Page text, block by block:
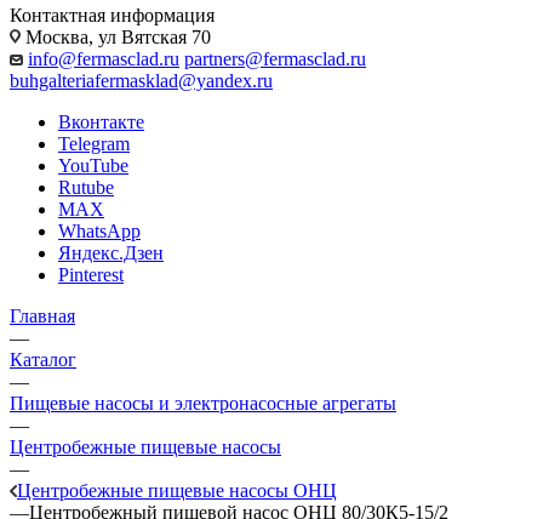
Контактная информация
Москва, ул Вятская 70
info@fermasclad.ru partners@fermasclad.ru
buhgalteriafermasklad@yandex.ru
Вконтакте
Telegram
YouTube
Rutube
MAX
WhatsApp
Яндекс.Дзен
Pinterest
Главная
—
Каталог
—
Пищевые насосы и электронасосные агрегаты
—
Центробежные пищевые насосы
—
Центробежные пищевые насосы ОНЦ
—Центробежный пищевой насос ОНЦ 80/30К5-15/2